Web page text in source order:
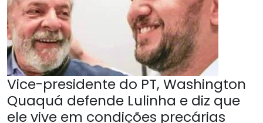
Vice-presidente do PT, Washington
Quaquá defende Lulinha e diz que
ele vive em condições precárias